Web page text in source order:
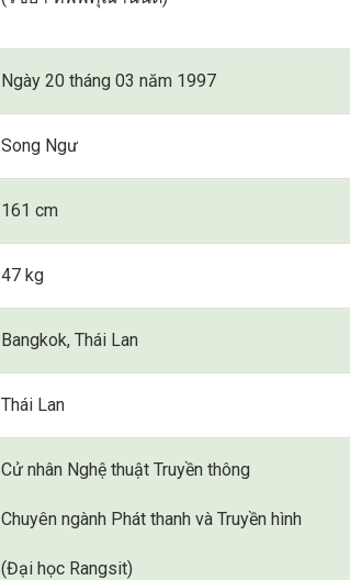
Ngày 20 tháng 03 năm 1997
Song Ngư
161 cm
47 kg
Bangkok, Thái Lan
Thái Lan
Cử nhân Nghệ thuật Truyền thông
Chuyên ngành Phát thanh và Truyền hình
(Đại học Rangsit)